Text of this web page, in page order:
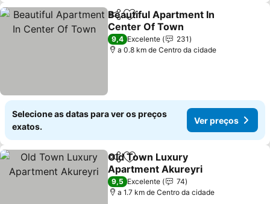
PartilharAdicionar aos favoritos
Beautiful Apartment In
Center Of Town
Ver preços
9,4 Excelente
231
a 0.8 km de Centro da cidade
Selecione as datas para ver os preços
exatos.
Ver preços
PartilharAdicionar aos favoritos
Old Town Luxury
Apartment Akureyri
Ver preços
9,5 Excelente
74
a 1.7 km de Centro da cidade